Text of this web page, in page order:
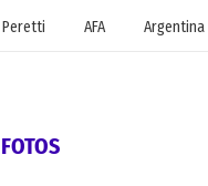
AFA Argentina
FOTOS